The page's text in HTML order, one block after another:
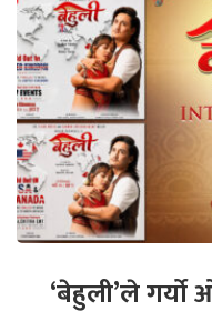
‘बेहुली’ले